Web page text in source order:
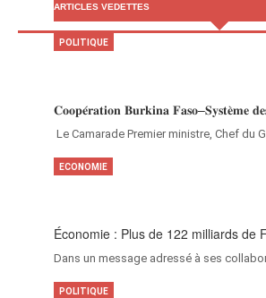
ARTICLES VEDETTES
𝐂𝐨𝐨𝐩𝐞́𝐫𝐚𝐭𝐢𝐨𝐧 𝐁𝐮𝐫𝐤𝐢𝐧𝐚 𝐅𝐚𝐬𝐨–𝐒𝐲𝐬𝐭𝐞̀𝐦𝐞
‎Le Camarade Premier ministre, Chef du
POLITIQUE
Économie : Plus de 122 milliards de
Dans un message adressé à ses
ECONOMIE
POLITIQUE